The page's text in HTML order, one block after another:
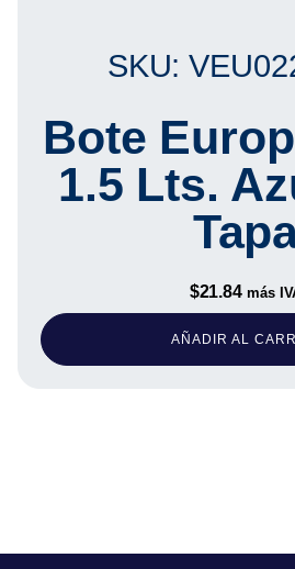
SKU:
Bote
1.5 Lts.
$21.84 más
AÑADIR AL